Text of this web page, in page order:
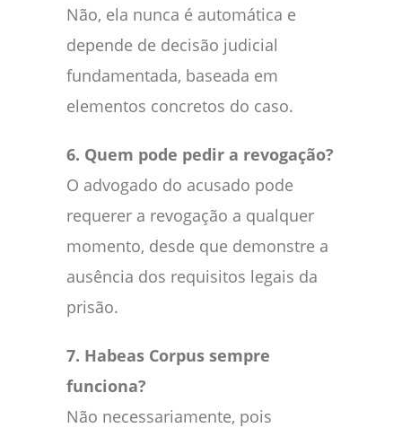
Não, ela nunca é automática e
depende de decisão judicial
fundamentada, baseada em
elementos concretos do caso.
6. Quem pode pedir a revogação?
O advogado do acusado pode
requerer a revogação a qualquer
momento, desde que demonstre a
ausência dos requisitos legais da
prisão.
7. Habeas Corpus sempre
funciona?
Não necessariamente, pois